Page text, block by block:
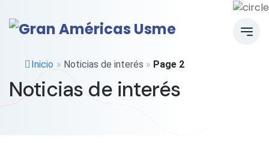
Inicio » Noticias de interés » Page 2
Noticias de interés